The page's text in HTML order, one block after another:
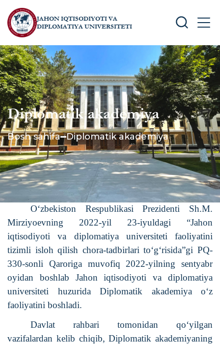
JAHON IQTISODIYOTI VA
DIPLOMATIYA UNIVERSITETI
SEARCH
Diplomatik akademiya
Bosh sahifa Diplomatik akademiya
O‘zbekiston Respublikasi Prezidenti Sh.M.
Mirziyoevning 2022-yil 23-iyuldagi “Jahon
iqtisodiyoti va diplomatiya universiteti faoliyatini
tizimli isloh qilish chora-tadbirlari to‘g‘risida”gi PQ-
330-sonli Qaroriga muvofiq 2022-yilning sentyabr
oyidan boshlab Jahon iqtisodiyoti va diplomatiya
universiteti huzurida Diplomatik akademiya o‘z
faoliyatini boshladi.
Davlat rahbari tomonidan qo‘yilgan
vazifalardan kelib chiqib, Diplomatik akademiyaning